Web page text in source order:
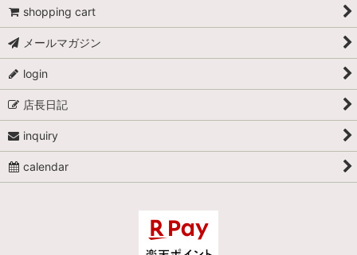
shopping cart
メールマガジン
login
店長日記
inquiry
calendar